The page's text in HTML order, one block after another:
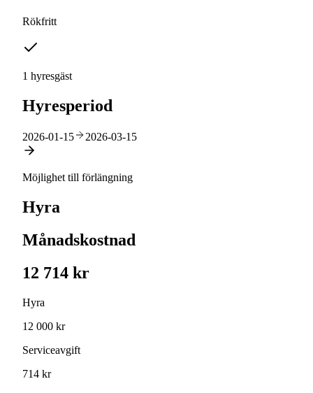
Rökfritt
1 hyresgäst
Hyresperiod
2026-01-15 2026-03-15
Möjlighet till förlängning
Hyra
Månadskostnad
12 714 kr
Hyra
12 000 kr
Serviceavgift
714 kr